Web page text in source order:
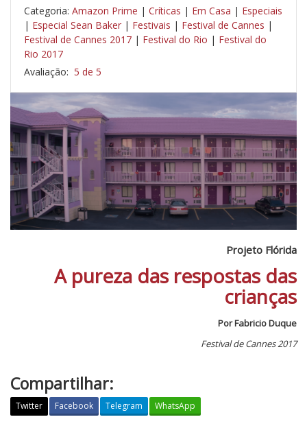
Categoria: Amazon Prime | Críticas | Em Casa | Especiais
| Especial Sean Baker | Festivais | Festival de Cannes |
Festival de Cannes 2017 | Festival do Rio | Festival do
Rio 2017
Avaliação: 5 de 5
Projeto Flórida
A pureza das respostas das
crianças
Por Fabricio Duque
Festival de Cannes 2017
Compartilhar:
Twitter Facebook Telegram WhatsApp